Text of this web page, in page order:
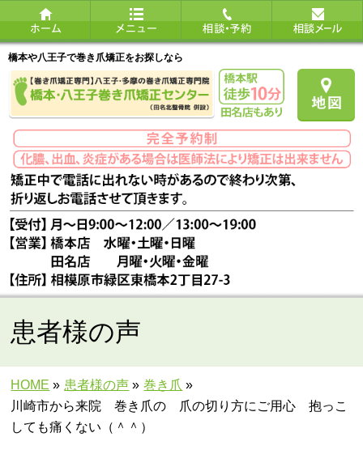
橋本や八王子で巻き爪矯正をお探しなら
患者様の声
HOME » 患者様の声 » 巻き爪 »
川崎市から来院 巻き爪の 爪の切り方にご用心 抱っこ
しても痛くない（＾＾）